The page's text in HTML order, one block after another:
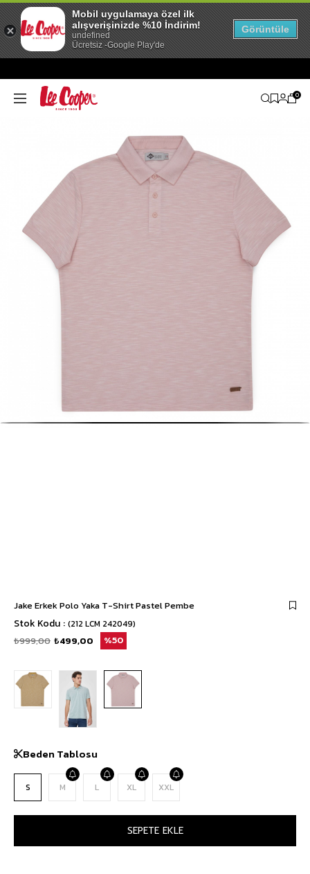
0
Jake Erkek Polo Yaka T-Shirt Pastel Pembe
Stok Kodu (212 LCM 242049)
₺999,00 ₺499,00 50
Beden Tablosu
S M L XL XXL
Mobil uygulamaya özel ilk
alışverişinizde %10 İndirim!
undefined
Ücretsiz -Google Play'de
Görüntüle